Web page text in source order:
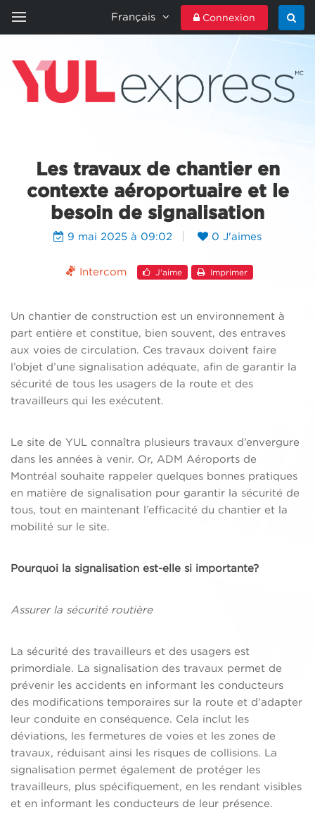
YULEXPRESS
Français Connexion
Les travaux de chantier en
contexte aéroportuaire et le
besoin de signalisation
9 mai 2025 à 09:02 0 J'aimes
Intercom J'aime Imprimer
Un chantier de construction est un environnement à
part entière et constitue, bien souvent, des entraves
aux voies de circulation. Ces travaux doivent faire
l’objet d’une signalisation adéquate, afin de garantir la
sécurité de tous les usagers de la route et des
travailleurs qui les exécutent.
Le site de YUL connaîtra plusieurs travaux d’envergure
dans les années à venir. Or, ADM Aéroports de
Montréal souhaite rappeler quelques bonnes pratiques
en matière de signalisation pour garantir la sécurité de
tous, tout en maintenant l’efficacité du chantier et la
mobilité sur le site.
Pourquoi la signalisation est-elle si importante?
Assurer la sécurité routière
La sécurité des travailleurs et des usagers est
primordiale. La signalisation des travaux permet de
prévenir les accidents en informant les conducteurs
des modifications temporaires sur la route et d’adapter
leur conduite en conséquence. Cela inclut les
déviations, les fermetures de voies et les zones de
travaux, réduisant ainsi les risques de collisions. La
signalisation permet également de protéger les
travailleurs, plus spécifiquement, en les rendant visibles
et en informant les conducteurs de leur présence.